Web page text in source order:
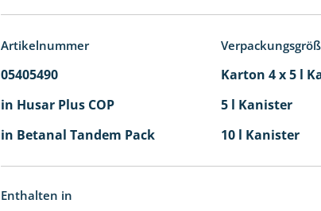
Artikelnummer
05405490 Karton 4 x 5 l
in Husar Plus COP
5 l Kanister
in Betanal Tandem Pack
10 l Kanister
Enthalten in